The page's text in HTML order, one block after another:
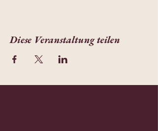
Diese Veranstaltung teilen